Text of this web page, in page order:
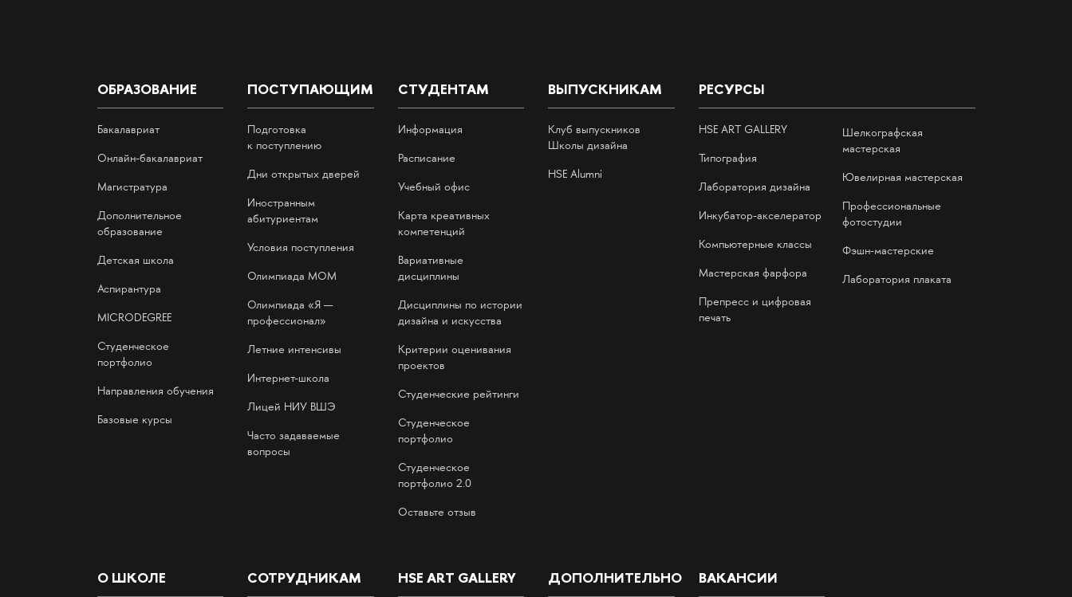
ОБРАЗОВАНИЕ
Бакалавриат
Онлайн-бакалавриат
Магистратура
Дополнительное
образование
Детская школа
Аспирантура
MICRODEGREE
Студенческое
портфолио
Направления обучения
Базовые курсы
ПОСТУПАЮЩИМ
Подготовка
к поступлению
Дни открытых дверей
Иностранным
абитуриентам
Условия поступления
Олимпиада МОМ
Олимпиада «Я —
профессионал»
Летние интенсивы
Интернет-школа
Лицей НИУ ВШЭ
Часто задаваемые
вопросы
СТУДЕНТАМ
Информация
Расписание
Учебный офис
Карта креативных
компетенций
Вариативные
дисциплины
Дисциплины по истории
дизайна и искусства
Критерии оценивания
проектов
Студенческие рейтинги
Студенческое
портфолио
Студенческое
портфолио 2.0
Оставьте отзыв
ВЫПУСКНИКАМ
Клуб выпускников
Школы дизайна
HSE Alumni
РЕСУРСЫ
HSE ART GALLERY
Типография
Лаборатория дизайна
Инкубатор-акселератор
Компьютерные классы
Мастерская фарфора
Препресс и цифровая
печать
Шелкографская
мастерская
Ювелирная мастерская
Профессиональные
фотостудии
Фэшн-мастерские
Лаборатория плаката
О ШКОЛЕ СОТРУДНИКАМ HSE ART GALLERY ДОПОЛНИТЕЛЬНО ВАКАНСИИ